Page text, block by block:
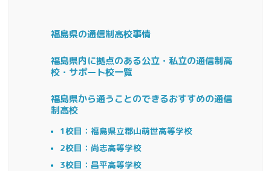
福島県の通信制高校事情
福島県内に拠点のある公立・私立の通信制高
校・サポート校一覧
福島県から通うことのできるおすすめの通信
制高校
1校目：福島県立郡山萌世高等学校
2校目：尚志高等学校
3校目：昌平高等学校